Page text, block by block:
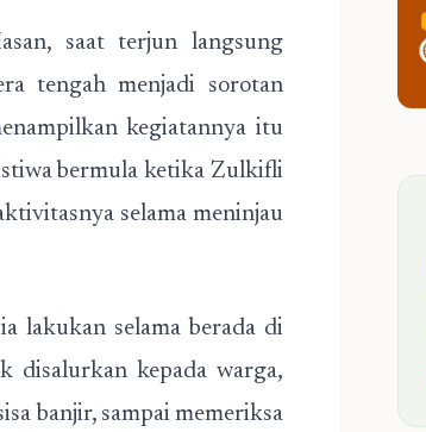
saat terjun langsung
tengah menjadi sorotan
kegiatannya itu
bermula ketika Zulkifli
selama meninjau
lakukan selama berada di
disalurkan kepada warga,
banjir, sampai memeriksa